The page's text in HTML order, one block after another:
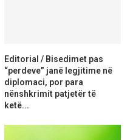
Editorial / Bisedimet pas
“perdeve” janë legjitime në
diplomaci, por para
nënshkrimit patjetër të
ketë...